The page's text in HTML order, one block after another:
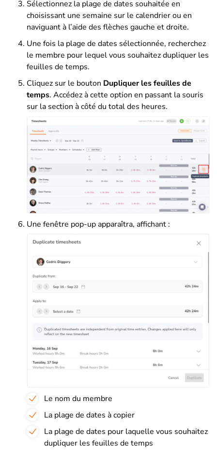
Sélectionnez la plage de dates souhaitée en
choisissant une semaine sur le calendrier ou en
naviguant à l’aide des flèches gauche et droite.
Une fois la plage de dates sélectionnée, recherchez
le membre pour lequel vous souhaitez dupliquer les
feuilles de temps.
Cliquez sur le bouton Dupliquer les feuilles de
temps. Accédez à cette option en passant la souris
sur la section à côté du total des heures.
Une fenêtre pop-up apparaîtra, affichant :
Le nom du membre
La plage de dates à copier
La plage de dates pour laquelle vous souhaitez
dupliquer les feuilles de temps